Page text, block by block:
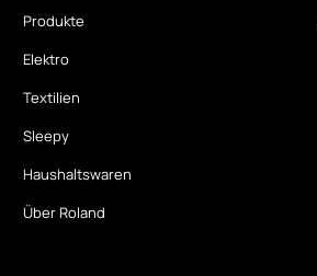
Produkte
Elektro
Textilien
Sleepy
Haushaltswaren
Über Roland